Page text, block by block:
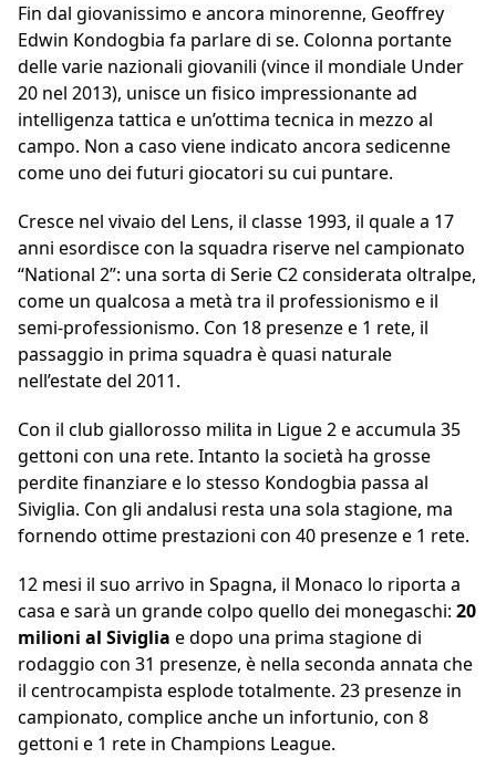
Fin dal giovanissimo e ancora minorenne, Geoffrey
Edwin Kondogbia fa parlare di se. Colonna portante
delle varie nazionali giovanili (vince il mondiale Under
20 nel 2013), unisce un fisico impressionante ad
intelligenza tattica e un’ottima tecnica in mezzo al
campo. Non a caso viene indicato ancora sedicenne
come uno dei futuri giocatori su cui puntare.
Cresce nel vivaio del Lens, il classe 1993, il quale a 17
anni esordisce con la squadra riserve nel campionato
“National 2”: una sorta di Serie C2 considerata oltralpe,
come un qualcosa a metà tra il professionismo e il
semi-professionismo. Con 18 presenze e 1 rete, il
passaggio in prima squadra è quasi naturale
nell’estate del 2011.
Con il club giallorosso milita in Ligue 2 e accumula 35
gettoni con una rete. Intanto la società ha grosse
perdite finanziare e lo stesso Kondogbia passa al
Siviglia. Con gli andalusi resta una sola stagione, ma
fornendo ottime prestazioni con 40 presenze e 1 rete.
12 mesi il suo arrivo in Spagna, il Monaco lo riporta a
casa e sarà un grande colpo quello dei monegaschi: 20
milioni al Siviglia e dopo una prima stagione di
rodaggio con 31 presenze, è nella seconda annata che
il centrocampista esplode totalmente. 23 presenze in
campionato, complice anche un infortunio, con 8
gettoni e 1 rete in Champions League.